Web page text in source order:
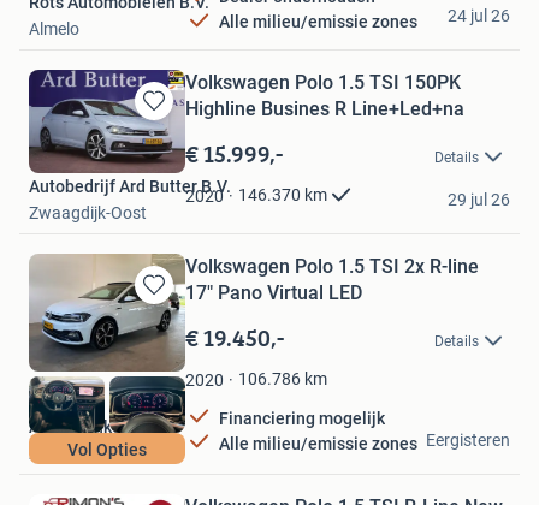
Alle milieu/emissie zones
Almelo
24 jul 26
Bewaren
in
Mijn
Favorieten
Volkswagen Polo 1.5 TSI 150PK
Highline Busines R Line+Led+na
€ 15.999,- Details
2020 146.370 km
Autobedrijf Ard Butter B.V.
Zwaagdijk-Oost
29 jul 26
Bewaren
in
Mijn
Favorieten
Vol Opties
Volkswagen Polo 1.5 TSI 2x R-line
17" Pano Virtual LED
€ 19.450,- Details
2020 106.786 km
Financiering mogelijk
Alle milieu/emissie zones
Auto Franken B.V.
Zelhem
Eergisteren